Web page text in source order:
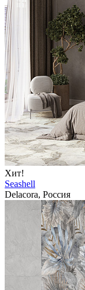
Хит!
Seashell
Delacora, Россия